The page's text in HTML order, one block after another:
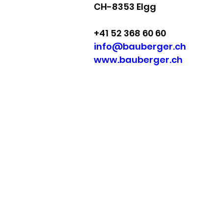
CH-8353 Elgg
+41 52 368 60 60
info@bauberger.ch
www.bauberger.ch